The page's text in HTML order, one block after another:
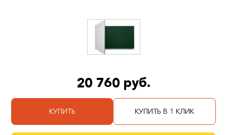
20 760 руб.
КУПИТЬ КУПИТЬ В 1 КЛИК